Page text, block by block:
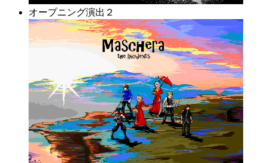
オープニング演出２